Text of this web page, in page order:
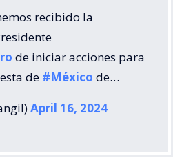
recibido la
de iniciar acciones para
de #México de…
April 16, 2024